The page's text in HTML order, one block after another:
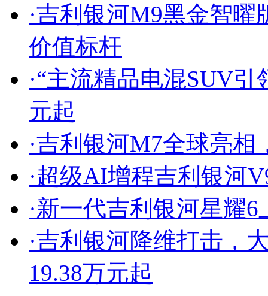
·吉利银河M9黑金智曜
价值标杆
·“主流精品电混SUV引
元起
·吉利银河M7全球亮相
·超级AI增程吉利银河
·新一代吉利银河星耀6
·吉利银河降维打击，
19.38万元起